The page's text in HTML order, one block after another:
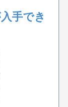
手でき